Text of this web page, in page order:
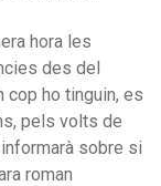
hora les
des del
cop ho tinguin, es
pels volts de
sobre si
roman